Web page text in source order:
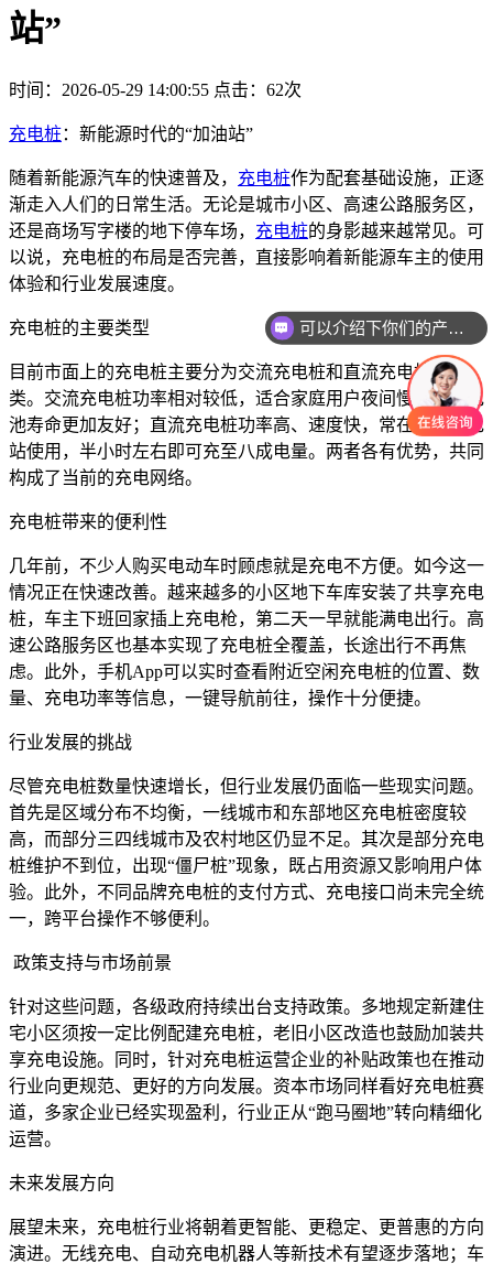
站”
时间：2026-05-29 14:00:55 点击：62次
充电桩：新能源时代的“加油站”
随着新能源汽车的快速普及， 充电桩作为配套基础设施，正逐
渐走入人们的日常生活。无论是城市小区、高速公路服务区，
还是商场写字楼的地下停车场， 充电桩的身影越来越常见。可
以说，充电桩的布局是否完善，直接影响着新能源车主的使用
体验和行业发展速度。
充电桩的主要类型
目前市面上的充电桩主要分为交流充电桩和直流充电桩两大
类。交流充电桩功率相对较低，适合家庭用户夜间慢充，对电
池寿命更加友好；直流充电桩功率高、速度快，常在公共充电
站使用，半小时左右即可充至八成电量。两者各有优势，共同
构成了当前的充电网络。
充电桩带来的便利性
几年前，不少人购买电动车时顾虑就是充电不方便。如今这一
情况正在快速改善。越来越多的小区地下车库安装了共享充电
桩，车主下班回家插上充电枪，第二天一早就能满电出行。高
速公路服务区也基本实现了充电桩全覆盖，长途出行不再焦
虑。此外，手机App可以实时查看附近空闲充电桩的位置、数
量、充电功率等信息，一键导航前往，操作十分便捷。
行业发展的挑战
尽管充电桩数量快速增长，但行业发展仍面临一些现实问题。
首先是区域分布不均衡，一线城市和东部地区充电桩密度较
高，而部分三四线城市及农村地区仍显不足。其次是部分充电
桩维护不到位，出现“僵尸桩”现象，既占用资源又影响用户体
验。此外，不同品牌充电桩的支付方式、充电接口尚未完全统
一，跨平台操作不够便利。
政策支持与市场前景
针对这些问题，各级政府持续出台支持政策。多地规定新建住
宅小区须按一定比例配建充电桩，老旧小区改造也鼓励加装共
享充电设施。同时，针对充电桩运营企业的补贴政策也在推动
行业向更规范、更好的方向发展。资本市场同样看好充电桩赛
道，多家企业已经实现盈利，行业正从“跑马圈地”转向精细化
运营。
未来发展方向
展望未来，充电桩行业将朝着更智能、更稳定、更普惠的方向
演进。无线充电、自动充电机器人等新技术有望逐步落地；车
可以介绍下你们的产品么